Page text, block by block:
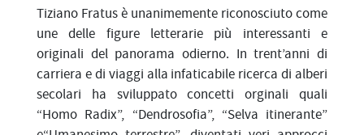
Tiziano Fratus è unanimemente riconosciuto come
une delle figure letterarie più interessanti e
originali del panorama odierno. In trent’anni di
carriera e di viaggi alla infaticabile ricerca di alberi
secolari ha sviluppato concetti orginali quali
“Homo Radix”, “Dendrosofia”, “Selva itinerante”